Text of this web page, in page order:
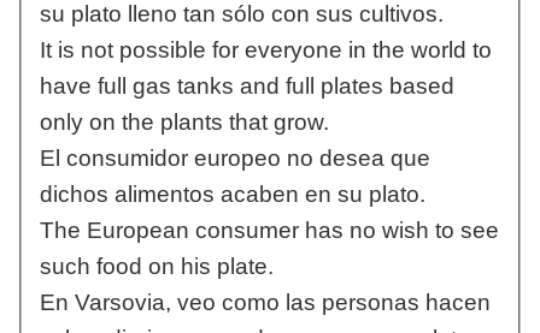
su plato lleno tan sólo con sus cultivos.
It is not possible for everyone in the world to
have full gas tanks and full plates based
only on the plants that grow.
El consumidor europeo no desea que
dichos alimentos acaben en su plato.
The European consumer has no wish to see
such food on his plate.
En Varsovia, veo como las personas hacen